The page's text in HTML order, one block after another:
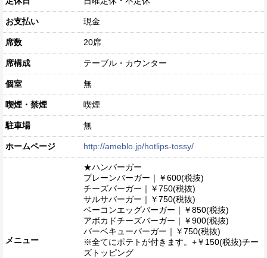
お支払い 現金
席数 20席
席構成 テーブル・カウンター
個室 無
喫煙・禁煙 喫煙
駐車場 無
ホームページ http://ameblo.jp/hotlips-tossy/
メニュー
★ハンバーガー
プレーンバーガー｜￥600(税抜)
チーズバーガー｜￥750(税抜)
サルサバーガー｜￥750(税抜)
ベーコンエッグバーガー｜￥850(税抜)
アボカドチーズバーガー｜￥900(税抜)
バーベキューバーガー｜￥750(税抜)
※全てにポテトが付きます。+￥150(税抜)チー
ズトッピング